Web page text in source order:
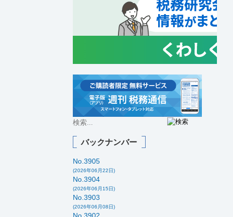
バックナンバー
No.3905
(2026年06月22日)
No.3904
(2026年06月15日)
No.3903
(2026年06月08日)